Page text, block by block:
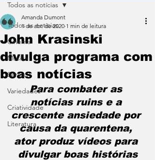
Todos as notícias
Cinema
Música
Séries
Variedades
Criatividade
Literatura
Todos as notícias
John Krasinski
divulga programa com
boas notícias
Amanda Dumont
1 de abr. de 2020 1 min de leitura
Para combater as
notícias ruins e a
crescente ansiedade por
causa da quarentena,
ator produz vídeos para
divulgar boas histórias